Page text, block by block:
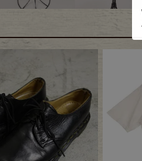
小物・アクセサリーから探す
Cap
Stall・Scarf
Shoes